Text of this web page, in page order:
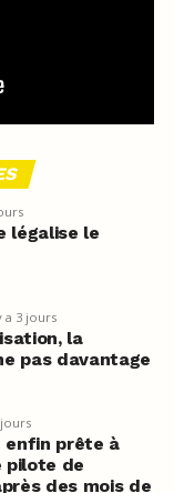
légalise le
a 3 jours
la
pas davantage
enfin prête à
pilote de
des mois de